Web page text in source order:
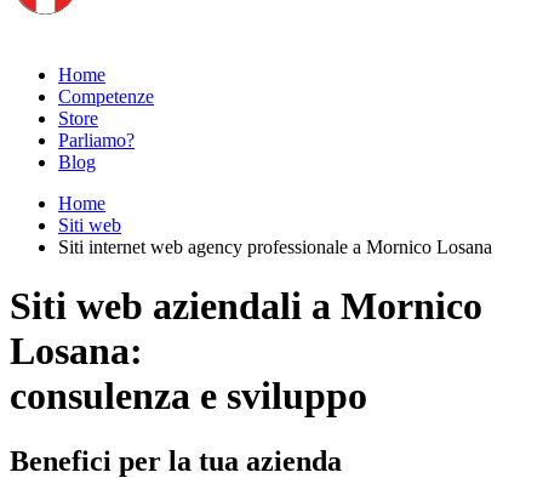
Home
Competenze
Store
Parliamo?
Blog
Home
Siti web
Siti internet web agency professionale a Mornico Losana
Siti web aziendali a Mornico
Losana:
consulenza e sviluppo
Benefici per la tua azienda